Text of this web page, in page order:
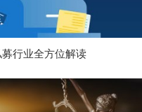
募行业全方位解读